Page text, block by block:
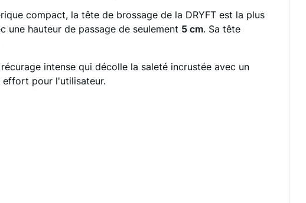
compact, la tête de brossage de la DRYFT est la plus
une hauteur de passage de seulement 5 cm. Sa tête
intense qui décolle la saleté incrustée avec un
effort pour l'utilisateur.